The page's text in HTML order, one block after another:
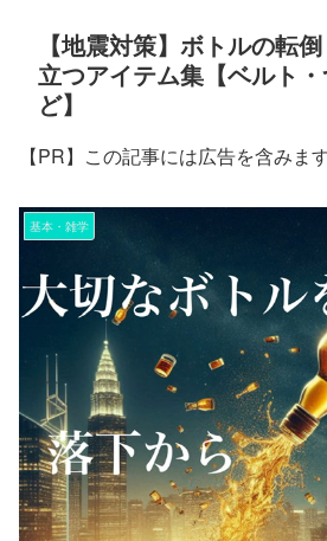
【地震対策】ボトルの転
立つアイテム集【ベルト
ど】
【PR】この記事には広告を含みます
基本・雑学